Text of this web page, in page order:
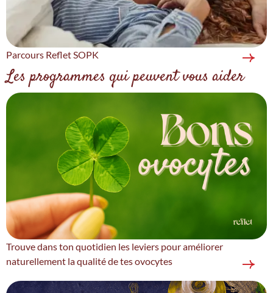
Parcours Reflet SOPK
Les programmes qui peuvent vous aider
Trouve dans ton quotidien les leviers pour améliorer
naturellement la qualité de tes ovocytes